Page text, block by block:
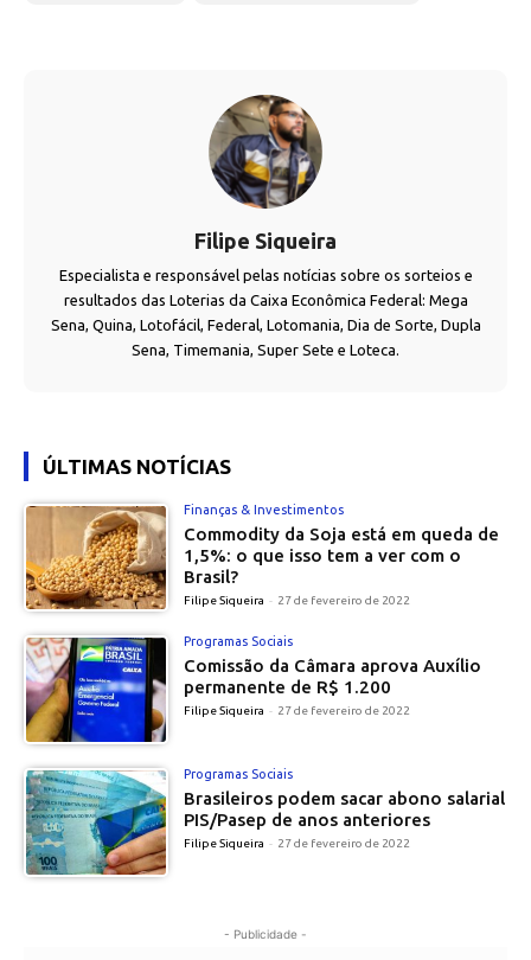
Filipe Siqueira
Especialista e responsável pelas notícias sobre os sorteios e
resultados das Loterias da Caixa Econômica Federal: Mega
Sena, Quina, Lotofácil, Federal, Lotomania, Dia de Sorte, Dupla
Sena, Timemania, Super Sete e Loteca.
ÚLTIMAS NOTÍCIAS
Finanças & Investimentos
Commodity da Soja está em queda de
1,5%: o que isso tem a ver com o
Brasil?
Filipe Siqueira - 27 de fevereiro de 2022
Programas Sociais
Comissão da Câmara aprova Auxílio
permanente de R$ 1.200
Filipe Siqueira - 27 de fevereiro de 2022
Programas Sociais
Brasileiros podem sacar abono salarial
PIS/Pasep de anos anteriores
Filipe Siqueira - 27 de fevereiro de 2022
- Publicidade -